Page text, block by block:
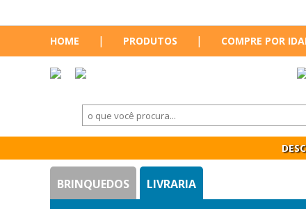
HOME | PRODUTOS | COMPRE POR
BRINQUEDOS LIVRARIA